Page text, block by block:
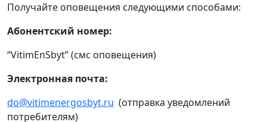
Получайте оповещения следующими способами:
Абонентский номер:
“VitimEnSbyt” (смс оповещения)
Электронная почта:
do@vitimenergosbyt.ru (отправка уведомлений
потребителям)